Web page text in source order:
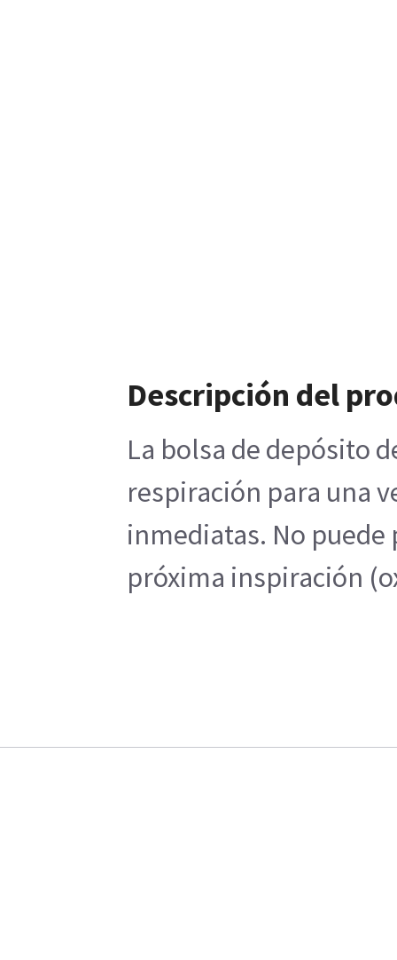
Descripción del
La bolsa de depósito
respiración para una
inmediatas. No
próxima inspiración